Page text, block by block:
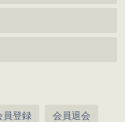
員登録 会員退会